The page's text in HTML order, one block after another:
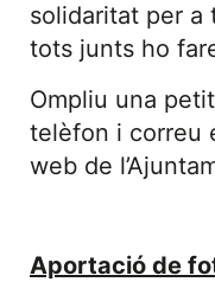
solidaritat per a
tots junts ho
Ompliu una
telèfon i correu
web de
Aportació de